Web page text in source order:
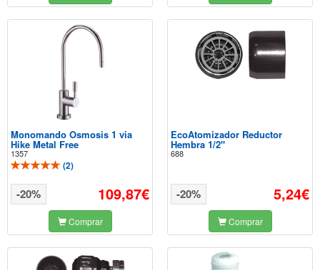
Monomando Osmosis 1 via
Hike Metal Free
1357
(2)
109,87€
-20%
Comprar
EcoAtomizador Reductor
Hembra 1/2"
688
5,24€
-20%
Comprar